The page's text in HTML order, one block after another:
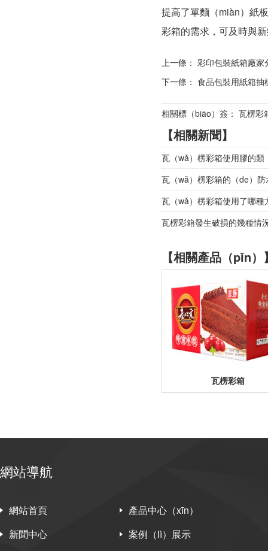
提高了單麵（miàn）紙
彩箱的需求，可及時與
上一條： 彩印包裝紙箱廠
下一條： 食品包裝用紙箱抽
相關標（biāo）簽： 瓦楞彩
【相關新聞】
瓦（wǎ）楞彩箱使用膠的
瓦（wǎ）楞彩箱的（de）
瓦（wǎ）楞彩箱使用了哪種
瓦楞彩箱發生破損的幾種情
【相關產品（pǐn）
瓦楞彩箱
網站導航
網站首頁
產品中心（xīn）
新聞中心
案例（lì）展示